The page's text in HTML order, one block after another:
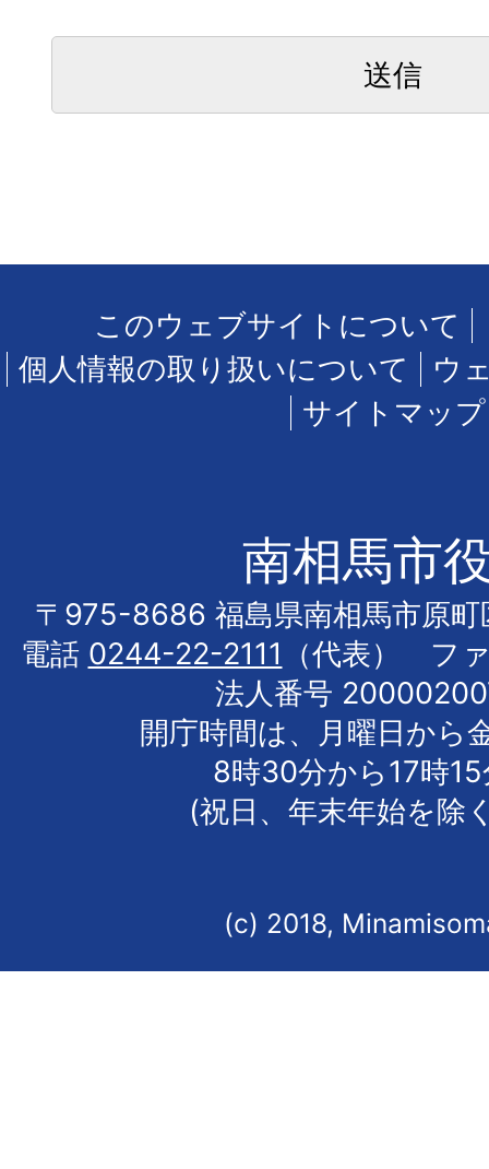
このウェブサイトについて
個人情報の取り扱いについて
ウ
サイトマップ
南相馬市
〒975-8686 福島県南相馬市原町
電話 0244-22-2111
（代表） フ
法人番号
開庁時間は、月曜日から
8時30分から17時
(祝日、年末年始を除
(c) 2018,